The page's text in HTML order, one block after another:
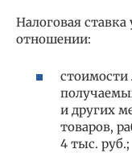
Налоговая ставка
отношении:
и других
товаров,
4 тыс. руб.;